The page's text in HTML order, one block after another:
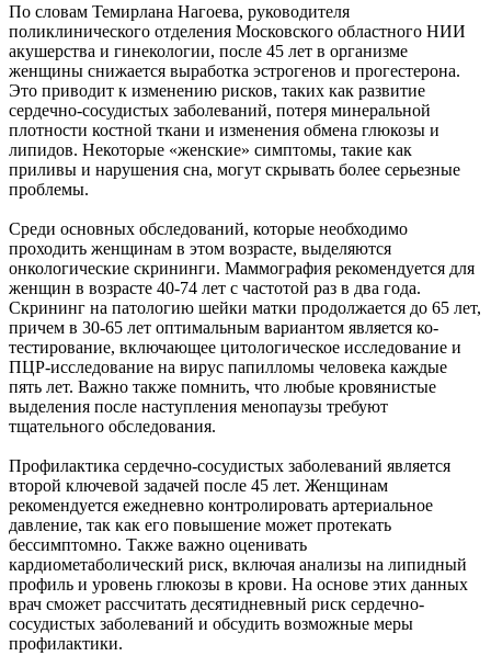
По словам Темирлана Нагоева, руководителя
поликлинического отделения Московского областного НИИ
акушерства и гинекологии, после 45 лет в организме
женщины снижается выработка эстрогенов и прогестерона.
Это приводит к изменению рисков, таких как развитие
сердечно-сосудистых заболеваний, потеря минеральной
плотности костной ткани и изменения обмена глюкозы и
липидов. Некоторые «женские» симптомы, такие как
приливы и нарушения сна, могут скрывать более серьезные
проблемы.
Среди основных обследований, которые необходимо
проходить женщинам в этом возрасте, выделяются
онкологические скрининги. Маммография рекомендуется для
женщин в возрасте 40-74 лет с частотой раз в два года.
Скрининг на патологию шейки матки продолжается до 65 лет,
причем в 30-65 лет оптимальным вариантом является ко-
тестирование, включающее цитологическое исследование и
ПЦР-исследование на вирус папилломы человека каждые
пять лет. Важно также помнить, что любые кровянистые
выделения после наступления менопаузы требуют
тщательного обследования.
Профилактика сердечно-сосудистых заболеваний является
второй ключевой задачей после 45 лет. Женщинам
рекомендуется ежедневно контролировать артериальное
давление, так как его повышение может протекать
бессимптомно. Также важно оценивать
кардиометаболический риск, включая анализы на липидный
профиль и уровень глюкозы в крови. На основе этих данных
врач сможет рассчитать десятидневный риск сердечно-
сосудистых заболеваний и обсудить возможные меры
профилактики.